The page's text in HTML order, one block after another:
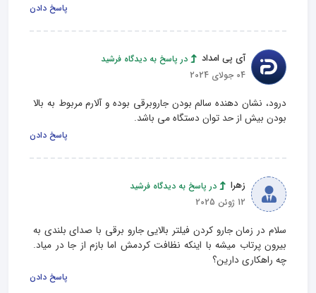
پاسخ دادن
آی پی امداد
در پاسخ به دیدگاه فرشید
04 جولای 2024
درود، نشان دهنده سالم بودن جاروبرقی بوده و آلارم مربوط به بالا
بودن بیش از حد توان دستگاه می باشد.
پاسخ دادن
زهرا
در پاسخ به دیدگاه فرشید
12 ژوئن 2025
سلام در زمان جارو کردن فیلتر بالایی جارو برقی با صدای بلندی به
بیرون پرتاب میشه با اینکه نظافت کردمش اما بازم از جا در میاد.
چه راهکاری دارین؟
پاسخ دادن